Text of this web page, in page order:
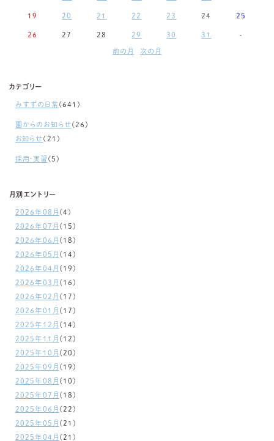
19 20 21 22 23 24 25
26 27 28 29 30 31 -
前の月 次の月
カテゴリー
みすずの日常(641)
園からのお知らせ(26)
お知らせ(21)
採用・実習 (5)
月別エントリー
2026年08月 (4)
2026年07月 (15)
2026年06月 (18)
2026年05月 (14)
2026年04月 (19)
2026年03月 (16)
2026年02月 (17)
2026年01月 (17)
2025年12月 (14)
2025年11月 (12)
2025年10月 (20)
2025年09月 (19)
2025年08月 (10)
2025年07月 (18)
2025年06月 (22)
2025年05月 (21)
2025年04月 (21)